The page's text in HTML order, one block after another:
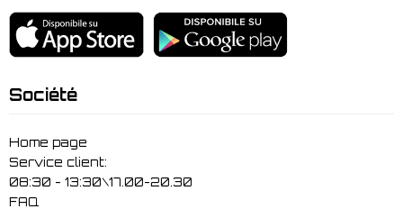
Société
Home page
Service client:
08:30 - 13:30\17.00-20.30
FAQ